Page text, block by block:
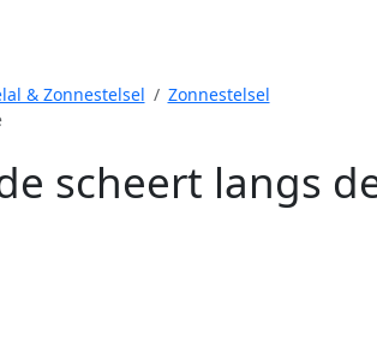
& Zonnestelsel
Zonnestelsel
scheert langs